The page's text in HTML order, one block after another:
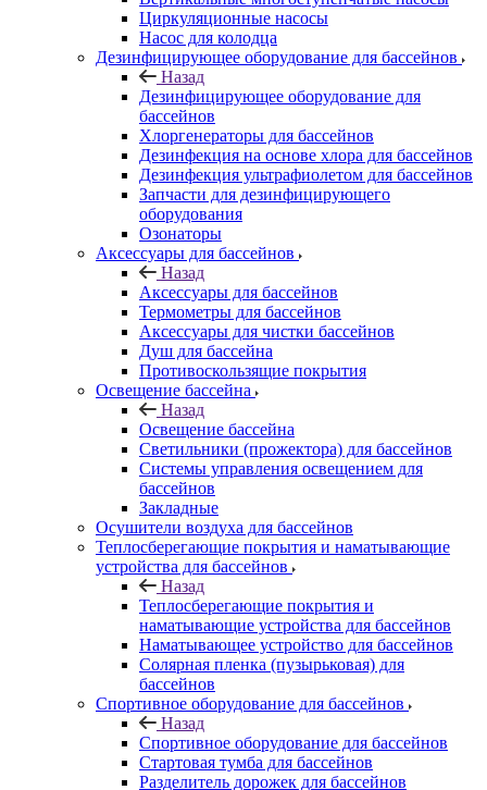
Циркуляционные насосы
Насос для колодца
Дезинфицирующее оборудование для бассейнов
Назад
Дезинфицирующее оборудование для
бассейнов
Хлоргенераторы для бассейнов
Дезинфекция на основе хлора для бассейнов
Дезинфекция ультрафиолетом для бассейнов
Запчасти для дезинфицирующего
оборудования
Озонаторы
Аксессуары для бассейнов
Назад
Аксессуары для бассейнов
Термометры для бассейнов
Аксессуары для чистки бассейнов
Душ для бассейна
Противоскользящие покрытия
Освещение бассейна
Назад
Освещение бассейна
Светильники (прожектора) для бассейнов
Системы управления освещением для
бассейнов
Закладные
Осушители воздуха для бассейнов
Теплосберегающие покрытия и наматывающие
устройства для бассейнов
Назад
Теплосберегающие покрытия и
наматывающие устройства для бассейнов
Наматывающее устройство для бассейнов
Солярная пленка (пузырьковая) для
бассейнов
Спортивное оборудование для бассейнов
Назад
Спортивное оборудование для бассейнов
Стартовая тумба для бассейнов
Разделитель дорожек для бассейнов